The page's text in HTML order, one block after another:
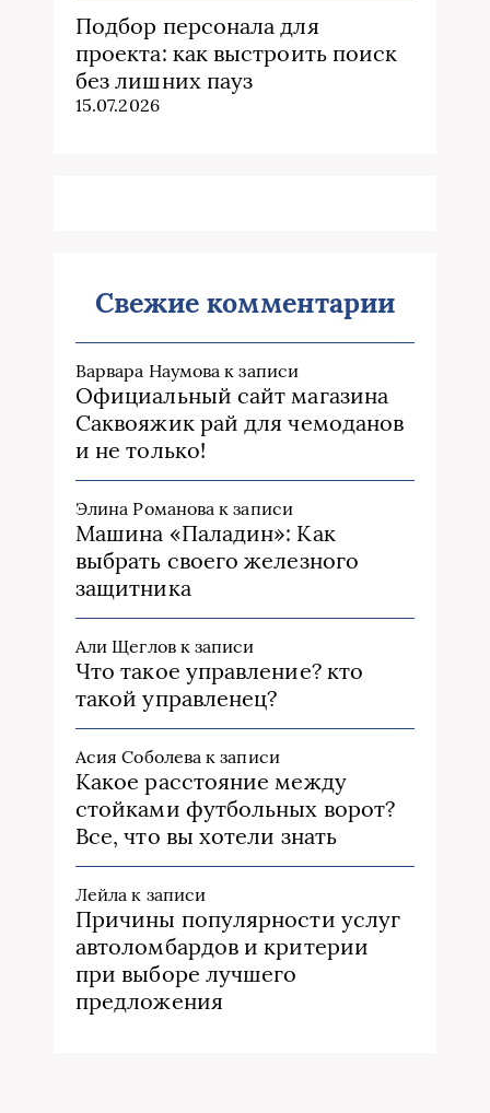
Подбор персонала для
проекта: как выстроить поиск
без лишних пауз
15.07.2026
Свежие комментарии
Варвара Наумова к записи
Официальный сайт магазина
Саквояжик рай для чемоданов
и не только!
Элина Романова к записи
Машина «Паладин»: Как
выбрать своего железного
защитника
Али Щегловк записи
Что такое управление? кто
такой управленец?
Асия Соболева к записи
Какое расстояние между
стойками футбольных ворот?
Все, что вы хотели знать
Лейла к записи
Причины популярности услуг
автоломбардов и критерии
при выборе лучшего
предложения